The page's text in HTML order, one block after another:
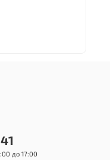
до 17:00